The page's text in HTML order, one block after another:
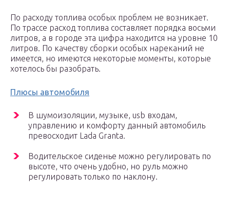
По расходу топлива особых проблем не возникает.
По трассе расход топлива составляет порядка восьми
литров, а в городе эта цифра находится на уровне 10
литров. По качеству сборки особых нареканий не
имеется, но имеются некоторые моменты, которые
хотелось бы разобрать.
Плюсы автомобиля
В шумоизоляции, музыке, usb входам,
управлению и комфорту данный автомобиль
превосходит Lada Granta.
Водительское сиденье можно регулировать по
высоте, что очень удобно, но руль можно
регулировать только по наклону.